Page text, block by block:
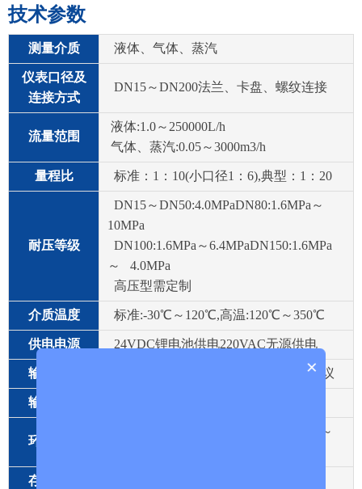
技术参数
测量介质 液体、气体、蒸汽
仪表口径及
连接方式
DN15～DN200法兰、卡盘、螺纹连接
流量范围
液体:1.0～250000L/h
气体、蒸汽:0.05～3000m3/h
量程比 标准：1：10(小口径1：6),典型：1：20
耐压等级
DN15～DN50:4.0MPaDN80:1.6MPa～
10MPa
DN100:1.6MPa～6.4MPaDN150:1.6MPa
～ 4.0MPa
高压型需定制
介质温度 标准:-30℃～120℃,高温:120℃～350℃
供电电源 24VDC锂电池供电220VAC无源供电
输出信号 4～20mADC(二线制),可附加HART协议
输出负载
环境温度
就地型:-40℃～120℃ 远传型:-30℃～
存储条件
×